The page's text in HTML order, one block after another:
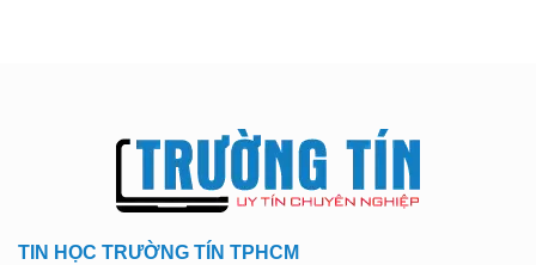
TIN HỌC TRƯỜNG TÍN TPHCM